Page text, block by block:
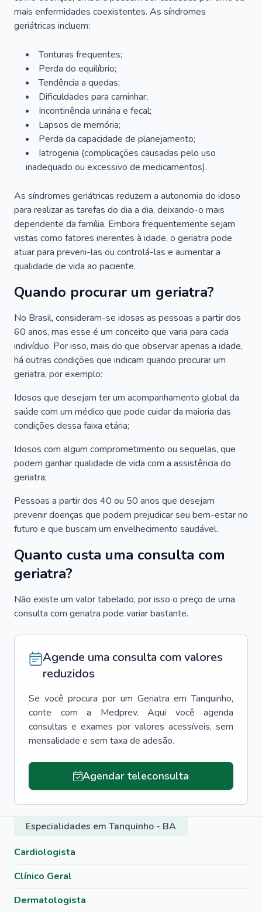
mais enfermidades coexistentes. As síndromes
geriátricas incluem:
Tonturas frequentes;
Perda do equilíbrio;
Tendência a quedas;
Dificuldades para caminhar;
Incontinência urinária e fecal;
Lapsos de memória;
Perda da capacidade de planejamento;
Iatrogenia (complicações causadas pelo uso
inadequado ou excessivo de medicamentos).
As síndromes geriátricas reduzem a autonomia do idoso
para realizar as tarefas do dia a dia, deixando-o mais
dependente da família. Embora frequentemente sejam
vistas como fatores inerentes à idade, o geriatra pode
atuar para preveni-las ou controlá-las e aumentar a
qualidade de vida ao paciente.
Quando procurar um geriatra?
No Brasil, consideram-se idosas as pessoas a partir dos
60 anos, mas esse é um conceito que varia para cada
indivíduo. Por isso, mais do que observar apenas a idade,
há outras condições que indicam quando procurar um
geriatra, por exemplo:
Idosos que desejam ter um acompanhamento global da
saúde com um médico que pode cuidar da maioria das
condições dessa faixa etária;
Idosos com algum comprometimento ou sequelas, que
podem ganhar qualidade de vida com a assistência do
geriatra;
Pessoas a partir dos 40 ou 50 anos que desejam
prevenir doenças que podem prejudicar seu bem-estar no
futuro e que buscam um envelhecimento saudável.
Quanto custa uma consulta com
geriatra?
Não existe um valor tabelado, por isso o preço de uma
consulta com geriatra pode variar bastante.
Agende uma consulta com valores
reduzidos
Se você procura por um Geriatra em Tanquinho,
conte com a Medprev. Aqui você agenda
consultas e exames por valores acessíveis, sem
mensalidade e sem taxa de adesão.
Agendar teleconsulta
Especialidades em Tanquinho - BA
Cardiologista
Clínico Geral
Dermatologista